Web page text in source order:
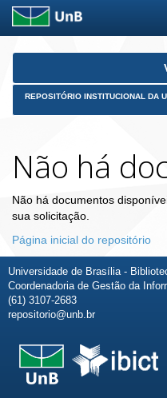
Skip
REPOSITÓRIO INSTITUCIONAL DA
Não há
Não há documentos
sua solicitação.
Página inicial do repositório
Universidade de Brasília -
Coordenadoria de Gestão da
(61) 3107-2683
repositorio@unb.br